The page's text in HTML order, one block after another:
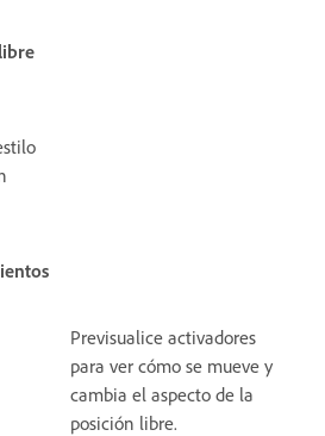
Previsualice activadores
para ver cómo se mueve y
cambia el aspecto de la
posición libre.